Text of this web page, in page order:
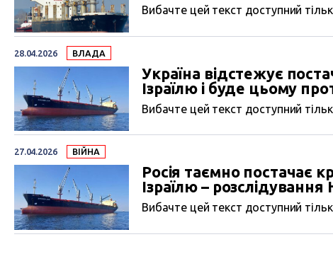
Вибачте цей текст доступний
28.04.2026 ВЛАДА
Україна відстежує
Ізраїлю і буде цьому
Вибачте цей текст доступний
27.04.2026 ВІЙНА
Росія таємно постачає
Ізраїлю – розслідування
Вибачте цей текст доступний